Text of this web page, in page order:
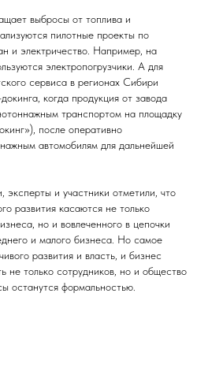
выбросы от топлива и
пилотные проекты по
и электричество. Например, на
электропогрузчики. А для
сервиса в регионах Сибири
когда продукция от завода
транспортом на площадку
после оперативно
автомобилям для дальнейшей
эксперты и участники отметили, что
развития касаются не только
но и вовлеченного в цепочки
и малого бизнеса. Но самое
развития и власть, и бизнес
не только сотрудников, но и общество
останутся формальностью.